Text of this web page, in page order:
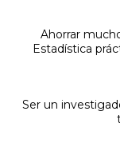
Ahorrar
Estadística
Ser un